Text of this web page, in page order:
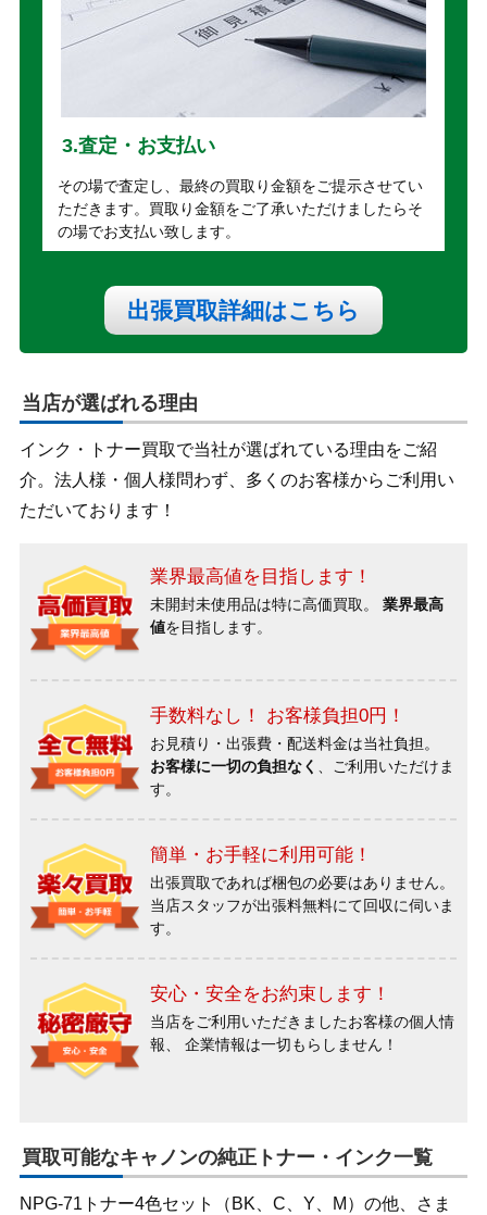
3.査定・お支払い
その場で査定し、最終の買取り金額をご提示させてい
ただきます。買取り金額をご了承いただけましたらそ
の場でお支払い致します。
出張買取詳細はこちら
当店が選ばれる理由
インク・トナー買取で当社が選ばれている理由をご紹
介。法人様・個人様問わず、多くのお客様からご利用い
ただいております！
業界最高値を目指します！
未開封未使用品は特に高価買取。 業界最高
値を目指します。
手数料なし！ お客様負担0円！
お見積り・出張費・配送料金は当社負担。
お客様に一切の負担なく 、ご利用いただけま
す。
簡単・お手軽に利用可能！
出張買取であれば梱包の必要はありません。
当店スタッフが出張料無料にて回収に伺いま
す。
安心・安全をお約束します！
当店をご利用いただきましたお客様の個人情
報、 企業情報は一切もらしません！
買取可能なキャノンの純正トナー・インク一覧
NPG-71トナー4色セット（BK、C、Y、M）の他、さま